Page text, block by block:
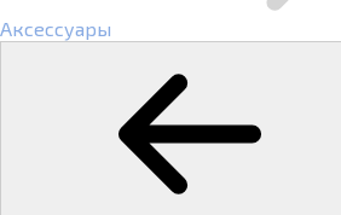
Аксессуары